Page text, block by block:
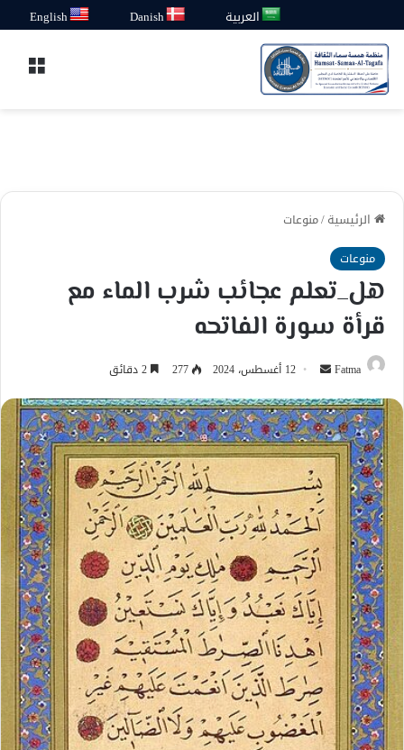
العربية Danish
English
الرئيسية/منوعات
منوعات
هل_تعلم عجائب شرب الماء مع
قرأة سورة الفاتحه
Fatma
أرسل
إلكترونيا
12 أغسطس، 2024 277